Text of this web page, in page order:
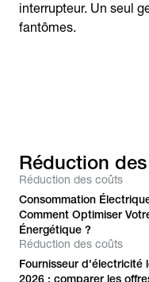
interrupteur. Un seul
fantômes.
Réduction
Réduction des coûts
Consommation
Comment Optimiser
Énergétique ?
Réduction des coûts
Fournisseur d'électricité
2026 : comparer les